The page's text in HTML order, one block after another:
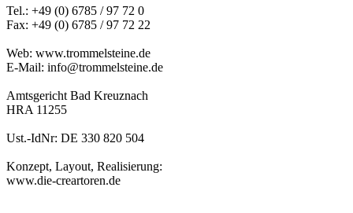
Tel.: +49 (0) 6785 / 97 72 0
Fax: +49 (0) 6785 / 97 72 22
Web: www.trommelsteine.de
E-Mail: info@trommelsteine.de
Amtsgericht Bad Kreuznach
HRA 11255
Ust.-IdNr: DE 330 820 504
Konzept, Layout, Realisierung:
www.die-creartoren.de